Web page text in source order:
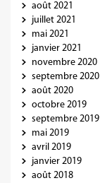
août 2021
juillet 2021
mai 2021
janvier 2021
novembre 2020
septembre 2020
août 2020
octobre 2019
septembre 2019
mai 2019
avril 2019
janvier 2019
août 2018